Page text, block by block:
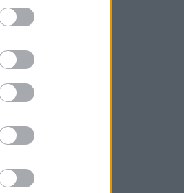
μέρισμα - Στις 26 Αυγούστου η
πληρωμή
Βασιλακόπουλος: Στο «κόκκινο» η
Αττική για τον ιό του Δυτικού Νείλου -
παραθεριστές
αύριο σε Κρήτη, Χίο, Σάμο και Ικαρία
Μπαρό για προεδρικές εκλογές: «Η
ξένης ανάμιξης»